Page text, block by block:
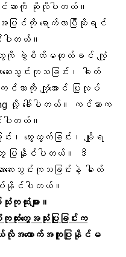
ကင်ဆာကို ဆိုလိုပါတယ်။
အပြင်ကို ရောက်လာပြီဆိုရင်
ပါတယ်။
ာတွေကို ခွဲစိတ်မထုတ်ခင် ကံျု့
းသွင်းကုသခြင်း၊ ဓါတ်
ကင်ဆာကို ကျုံ့အောင် ပြုလုပ်
လို့ ခေါ်ပါတယ်။ ကင်ဆာက
ပါတယ်။
င်း၊ သွေးထွက်ခြင်း၊ မျိုရ
ပြနိုင်ပါတယ်။ ဒီ
းသွင်းကုသခြင်းနဲ့ ဓါတ်
ပ်နိုင်ပါတယ်။
ထုံးများ။
ထုံးတွေအသုံးပြုခြင်းက
ယ်လိုအထောက်အကူပြုနိုင်မ